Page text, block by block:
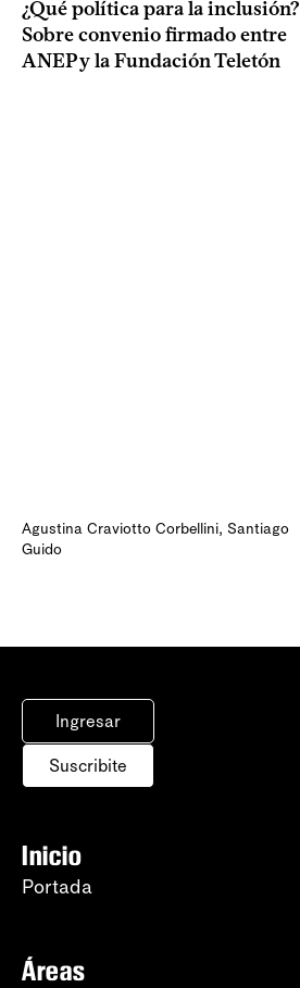
¿Qué política para la inclusión?
Sobre convenio firmado entre
ANEP y la Fundación Teletón
Agustina Craviotto Corbellini, Santiago
Guido
Ingresar
Suscribite
Inicio
Portada
Áreas